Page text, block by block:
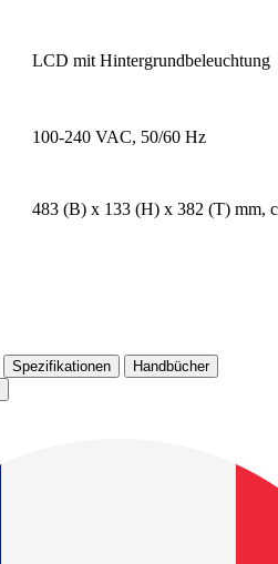
LCD mit Hintergrundbeleuchtung
100-240 VAC, 50/60 Hz
483 (B) x 133 (H) x 382 (T) mm,
Spezifikationen
Handbücher